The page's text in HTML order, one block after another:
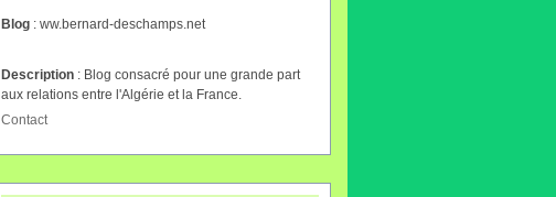
Blog : ww.bernard-deschamps.net
Description : Blog consacré pour une grande part
aux relations entre l'Algérie et la France.
Contact